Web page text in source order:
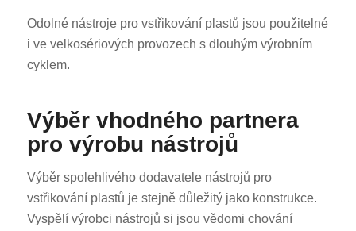
Odolné nástroje pro vstřikování plastů jsou použitelné
i ve velkosériových provozech s dlouhým výrobním
cyklem.
Výběr vhodného partnera
pro výrobu nástrojů
Výběr spolehlivého dodavatele nástrojů pro
vstřikování plastů je stejně důležitý jako konstrukce.
Vyspělí výrobci nástrojů si jsou vědomi chování